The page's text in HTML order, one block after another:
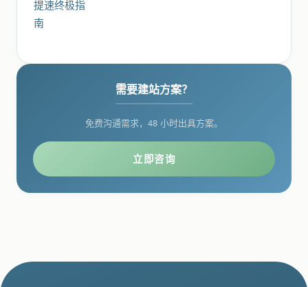
需要建站方案？
免费沟通需求，48 小时出具方案。
立即咨询